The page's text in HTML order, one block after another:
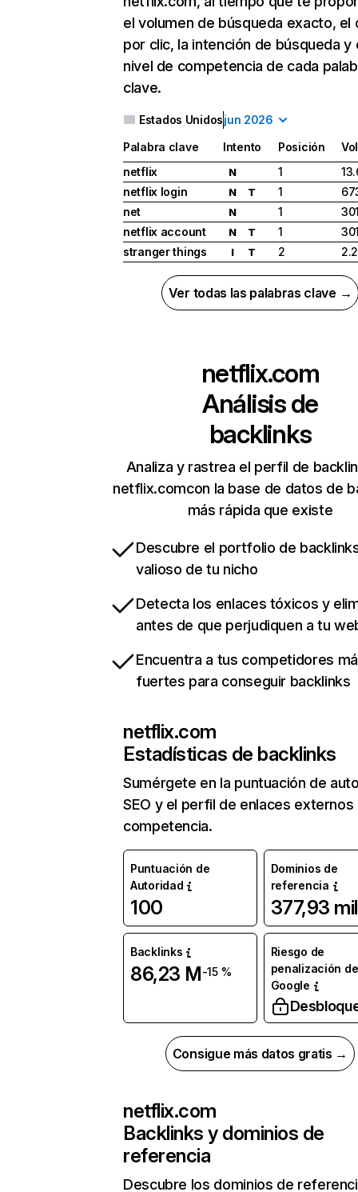
el volumen de búsqueda exacto, el
por clic, la intención de búsqueda y
nivel de competencia de cada
clave.
Estados Unidosjun 2026
Palabra clave Intento Posición
netflix
N 1
netflix login
N T 1
net
N 1
netflix account
N T 1
stranger things
I T 2
Ver todas las palabras clave →
netflix.com
Análisis de
backlinks
Analiza y rastrea el perfil de
netflix.comcon la base de datos de
más rápida que existe
Descubre el portfolio de
valioso de tu nicho
Detecta los enlaces tóxicos y
antes de que perjudiquen a tu
Encuentra a tus competidores
fuertes para conseguir backlinks
netflix.com
Estadísticas de backlinks
Sumérgete en la puntuación de
SEO y el perfil de enlaces externos
competencia.
Puntuación de
Autoridad
100
Dominios de
referencia
377,93 mil
Backlinks
86,23 M-15 %
Riesgo de
penalización de
Google
Consigue más datos gratis →
netflix.com
Backlinks y dominios de
referencia
Descubre los dominios de